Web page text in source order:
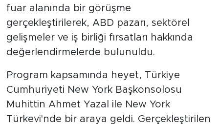
fuar alanında bir görüşme
gerçekleştirilerek, ABD pazarı, sektörel
gelişmeler ve iş birliği fırsatları hakkında
değerlendirmelerde bulunuldu.
Program kapsamında heyet, Türkiye
Cumhuriyeti New York Başkonsolosu
Muhittin Ahmet Yazal ile New York
Türkevi'nde bir araya geldi. Gerçekleştirilen